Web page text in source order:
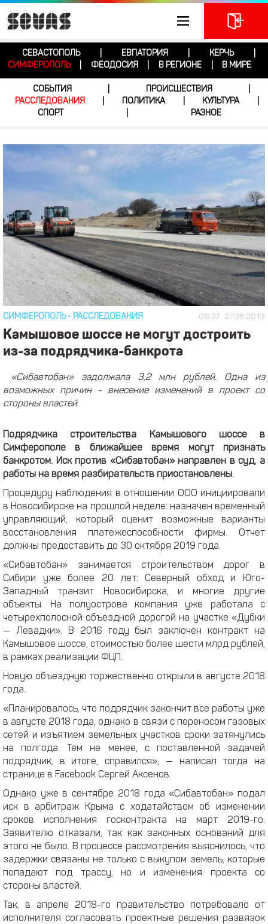
СЕВАСТОПОЛЬ ЕВПАТОРИЯ КЕРЧЬ
СИМФЕРОПОЛЬ
ФЕОДОСИЯ В РЕГИОНЕ В МИРЕ
СОБЫТИЯ ПРОИСШЕСТВИЯ
РАССЛЕДОВАНИЯ
ПОЛИТИКА КУЛЬТУРА
СПОРТ
РАЗНОЕ
08:37 27.06.2019
СИМФЕРОПОЛЬ- РАССЛЕДОВАНИЯ
Камышовое шоссе не могут достроить
из-за подрядчика-банкрота
«Сибавтобан» задолжала 3,2 млн рублей. Одна из
возможных причин - внесение изменений в проект со
стороны властей
Подрядчика строительства Камышового шоссе в
Симферополе в ближайшее время могут признать
банкротом. Иск против «Сибавтобан» направлен в суд, а
работы на время разбирательств приостановлены.
Процедуру наблюдения в отношении ООО инициировали
в Новосибирске на прошлой неделе: назначен временный
управляющий, который оценит возможные варианты
восстановления платежеспособности фирмы. Отчет
должны предоставить до 30 октября 2019 года.
«Сибавтобан» занимается строительством дорог в
Сибири уже более 20 лет: Северный обход и Юго-
Западный транзит Новосибирска, и многие другие
объекты. На полуострове компания уже работала с
четырехполосной объездной дорогой на участке «Дубки
— Левадки». В 2016 году был заключен контракт на
Камышовое шоссе, стоимостью более шести млрд рублей,
в рамках реализации ФЦП.
Новую объездную торжественно открыли в августе 2018
года.
«Планировалось, что подрядчик закончит все работы уже
в августе 2018 года, однако в связи с переносом газовых
сетей и изъятием земельных участков сроки затянулись
на полгода. Тем не менее, с поставленной задачей
подрядчик, в итоге, справился», — написал тогда на
странице в Facebook Сергей Аксенов.
Однако уже в сентябре 2018 года «Сибавтобан» подал
иск в арбитраж Крыма с ходатайством об изменении
сроков исполнения госконтракта на март 2019-го.
Заявителю отказали, так как законных оснований для
этого не было. В процессе рассмотрения выяснилось, что
задержки связаны не только с выкупом земель, которые
попадают под трассу, но и изменения проекта со
стороны властей.
Так, в апреле 2018-го правительство потребовало от
исполнителя согласовать проектные решения развязок